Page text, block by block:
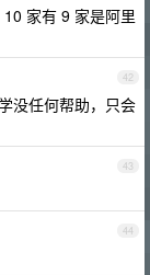
家有 9 家是阿里
42
没任何帮助，只会
43
44